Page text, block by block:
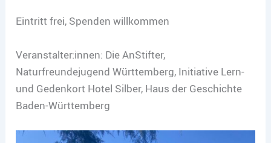
Eintritt frei, Spenden willkommen
Veranstalter:innen: Die AnStifter,
Naturfreundejugend Württemberg, Initiative Lern-
und Gedenkort Hotel Silber, Haus der Geschichte
Baden-Württemberg